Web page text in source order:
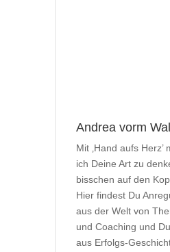
Andrea vorm
Mit ‚Hand aufs Herz’
ich Deine Art zu
bisschen auf den
Hier findest Du
aus der Welt von
und Coaching und
aus Erfolgs-